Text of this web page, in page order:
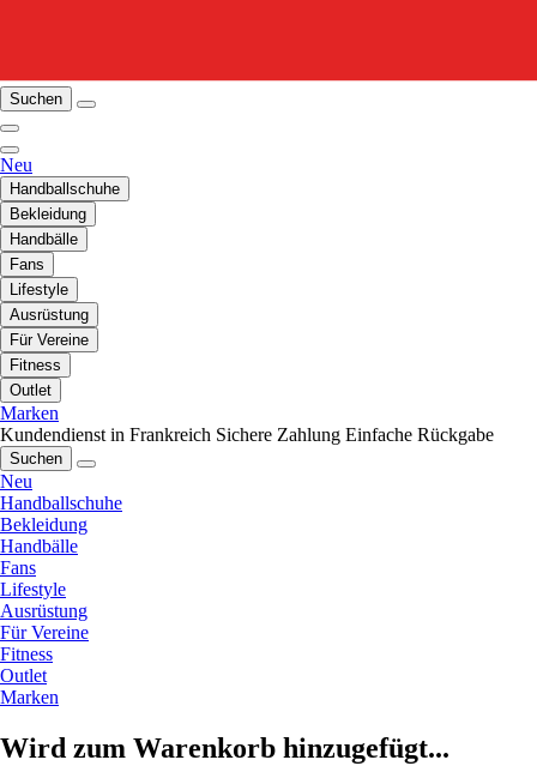
Suchen
Neu
Handballschuhe
Bekleidung
Handbälle
Fans
Lifestyle
Ausrüstung
Für Vereine
Fitness
Outlet
Marken
Kundendienst in Frankreich Sichere Zahlung Einfache Rückgabe
Suchen
Neu
Handballschuhe
Bekleidung
Handbälle
Fans
Lifestyle
Ausrüstung
Für Vereine
Fitness
Outlet
Marken
Wird zum Warenkorb hinzugefügt...